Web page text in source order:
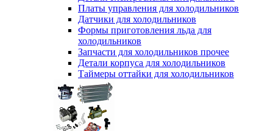
Платы управления для холодильников
Датчики для холодильников
Формы приготовления льда для
холодильников
Запчасти для холодильников прочее
Детали корпуса для холодильников
Таймеры оттайки для холодильников